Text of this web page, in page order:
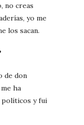
no creas
yo me
los sacan.
de don
ha
políticos y fui